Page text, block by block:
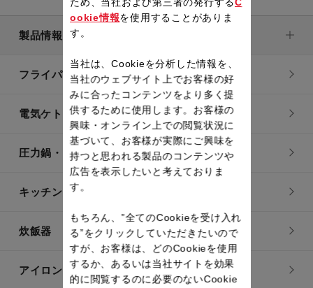
製品情報
フライパン・鍋
電気ケトル
圧力鍋・電気圧力鍋
キッチン用品
炊飯器
アイロン・衣類スチーマー
ため、当社および第三者の発行するC
ookie情報を使用することがありま
す。
当社は、Cookieを分析した情報を、
当社のウェブサイト上でお客様の好
みに合ったコンテンツをより多く提
供するために使用します。お客様の
興味・オンライン上での閲覧状況に
基づいて、お客様が実際にご興味を
持つと思われる製品のコンテンツや
広告を表示したいと考えておりま
す。
もちろん、”全てのCookieを受け入れ
る”をクリックしていただきたいので
すが、お客様は、どのCookieを使用
するか、あるいは当社サイトを効果
的に閲覧するのに必要のないCookie